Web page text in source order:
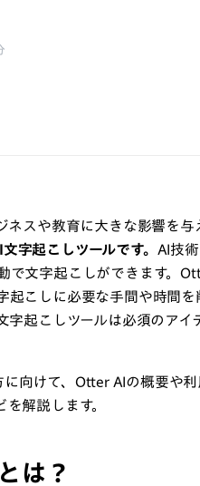
スや教育に大きな影響を与
字起こしツールです。 AI技
で文字起こしができます。
こしに必要な手間や時間を
起こしツールは必須のアイ
向けて、Otter AIの概要や利
解説します。
は？